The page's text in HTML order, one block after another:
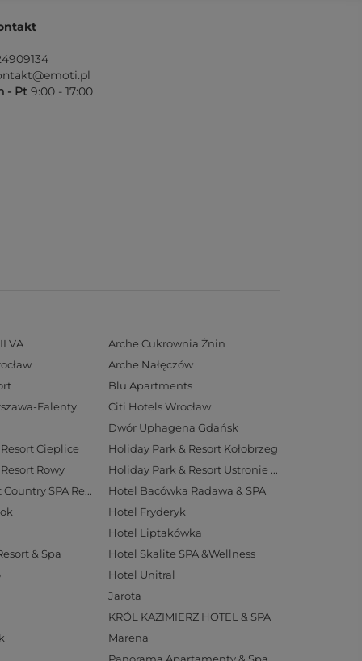
- Pt 9:00 - 17:00
Arche Cukrownia Żnin
Arche Nałęczów
Blu Apartments
Falenty
Citi Hotels Wrocław
Dwór Uphagena Gdańsk
Cieplice
Holiday Park & Resort Kołobrzeg
Rowy
Holiday Park & Resort Ustronie Morskie
Hotel Aubrecht Country SPA Resort
Hotel Bacówka Radawa & SPA
Hotel Fryderyk
Hotel Liptakówka
& Spa
Hotel Skalite SPA &Wellness
Hotel Unitral
Jarota
KRÓL KAZIMIERZ HOTEL & SPA
Marena